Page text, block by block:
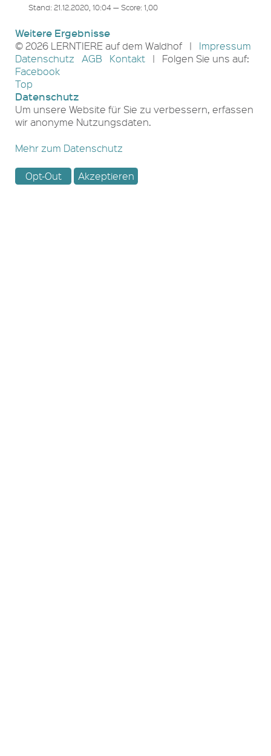
Stand: 21.12.2020, 10:04 — Score: 1,00
Weitere Ergebnisse
© 2026 LERNTIERE auf dem Waldhof | Impressum
Datenschutz
AGB Kontakt
| Folgen Sie uns auf:
Facebook
Top
Datenschutz
Um unsere Website für Sie zu verbessern, erfassen
wir anonyme Nutzungsdaten.
Mehr zum Datenschutz
Opt-Out Akzeptieren